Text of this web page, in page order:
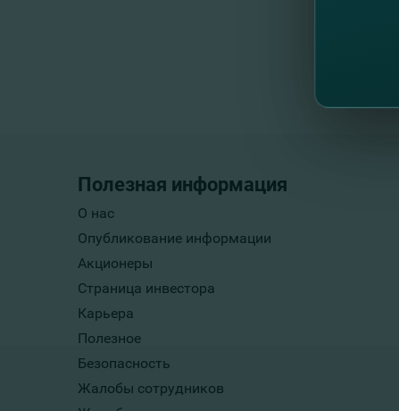
Полезная информация
О нас
Опубликование информации
Акционеры
Страница инвестора
Карьера
Полезное
Безопасность
Жалобы сотрудников